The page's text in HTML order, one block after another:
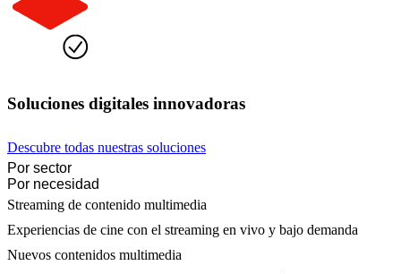
Soluciones digitales innovadoras
Descubre todas nuestras soluciones
Por sector
Por necesidad
Streaming de contenido multimedia
Experiencias de cine con el streaming en vivo y bajo demanda
Nuevos contenidos multimedia